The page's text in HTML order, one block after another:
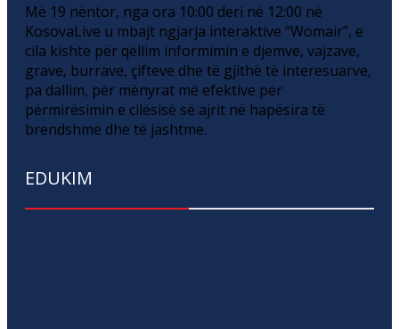
Më 19 nëntor, nga ora 10:00 deri në 12:00 në
KosovaLive u mbajt ngjarja interaktive “Womair”, e
cila kishte për qëllim informimin e djemve, vajzave,
grave, burrave, çifteve dhe të gjithë të interesuarve,
pa dallim, për mënyrat më efektive për
përmirësimin e cilësisë së ajrit në hapësira të
brendshme dhe të jashtme.
EDUKIM